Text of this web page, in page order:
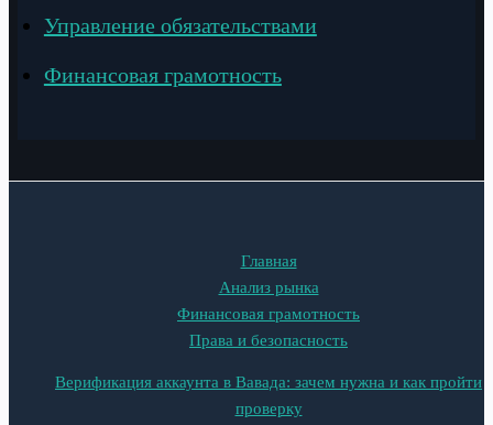
Управление обязательствами
Финансовая грамотность
Главная
Анализ рынка
Финансовая грамотность
Права и безопасность
Верификация аккаунта в Вавада: зачем нужна и как пройти
проверку